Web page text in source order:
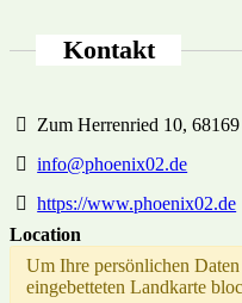
Kontakt
Zum Herrenried 10,
info@phoenix02.de
https://www.phoenix02.de
Location
Um Ihre persönlichen
eingebetteten Landkarte